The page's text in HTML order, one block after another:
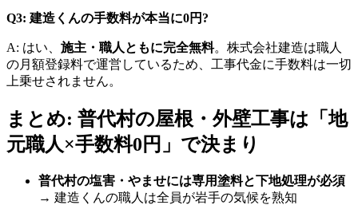
Q3: 建造くんの手数料が本当に0円?
A: はい、 施主・職人ともに完全無料。株式会社建造は職人
の月額登録料で運営しているため、工事代金に手数料は一切
上乗せされません。
まとめ: 普代村の屋根・外壁工事は「地
元職人×手数料0円」で決まり
普代村の塩害・やませには専用塗料と下地処理が必須
→ 建造くんの職人は全員が岩手の気候を熟知